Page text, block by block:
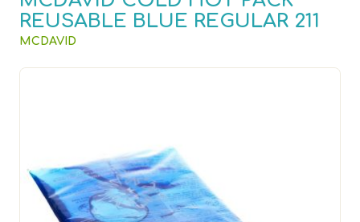
REUSABLE BLUE REGULAR 211
MCDAVID